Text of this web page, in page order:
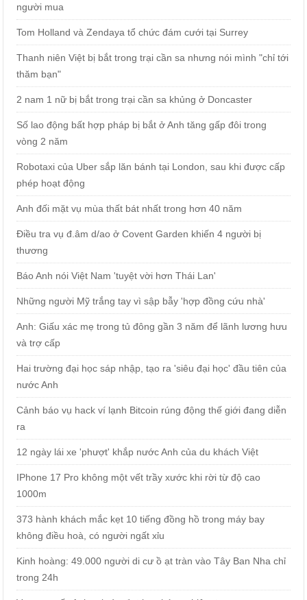
người mua
Tom Holland và Zendaya tổ chức đám cưới tại Surrey
Thanh niên Việt bị bắt trong trại cần sa nhưng nói mình "chỉ tới
thăm bạn"
2 nam 1 nữ bị bắt trong trại cần sa khủng ở Doncaster
Số lao động bất hợp pháp bị bắt ở Anh tăng gấp đôi trong
vòng 2 năm
Robotaxi của Uber sắp lăn bánh tại London, sau khi được cấp
phép hoạt động
Anh đối mặt vụ mùa thất bát nhất trong hơn 40 năm
Điều tra vụ đ.âm d/ao ở Covent Garden khiến 4 người bị
thương
Báo Anh nói Việt Nam 'tuyệt vời hơn Thái Lan'
Những người Mỹ trắng tay vì sập bẫy 'hợp đồng cứu nhà'
Anh: Giấu xác mẹ trong tủ đông gần 3 năm để lãnh lương hưu
và trợ cấp
Hai trường đại học sáp nhập, tạo ra 'siêu đại học' đầu tiên của
nước Anh
Cảnh báo vụ hack ví lạnh Bitcoin rúng động thế giới đang diễn
ra
12 ngày lái xe 'phượt' khắp nước Anh của du khách Việt
IPhone 17 Pro không một vết trầy xước khi rời từ độ cao
1000m
373 hành khách mắc kẹt 10 tiếng đồng hồ trong máy bay
không điều hoà, có người ngất xỉu
Kinh hoàng: 49.000 người di cư ồ ạt tràn vào Tây Ban Nha chỉ
trong 24h